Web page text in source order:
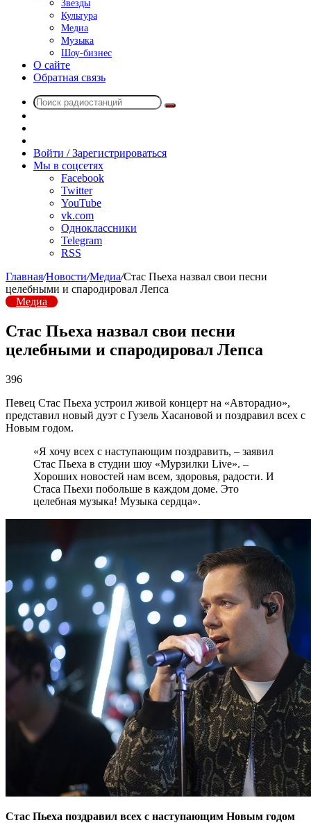
Звезды
Культура
Медиа
Музыка
Шоу-бизнес
О сайте
Обратная связь
Поиск
радио
Войти / Зарегистрироваться
Мы в соцсетях
Facebook
Twitter
YouTube
vk.com
Одноклассники
Telegram
RSS
Главная/Новости/Медиа/Стас Пьеха назвал свои песни
целебными и спародировал Лепса
Медиа
Стас Пьеха назвал свои песни
целебными и спародировал Лепса
396
Певец Стас Пьеха устроил живой концерт на «Авторадио»,
представил новый дуэт с Гузель Хасановой и поздравил всех с
Новым годом.
«Я хочу всех с наступающим поздравить, – заявил
Стас Пьеха в студии шоу «Мурзилки Live». –
Хороших новостей нам всем, здоровья, радости. И
Стаса Пьехи побольше в каждом доме. Это
целебная музыка! Музыка сердца».
Стас Пьеха поздравил всех с наступающим Новым годом